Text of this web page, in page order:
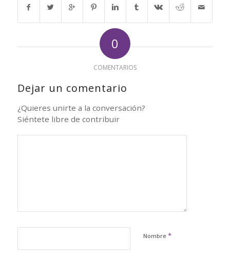
0
COMENTARIOS
Dejar un comentario
¿Quieres unirte a la conversación?
Siéntete libre de contribuir
Nombre *